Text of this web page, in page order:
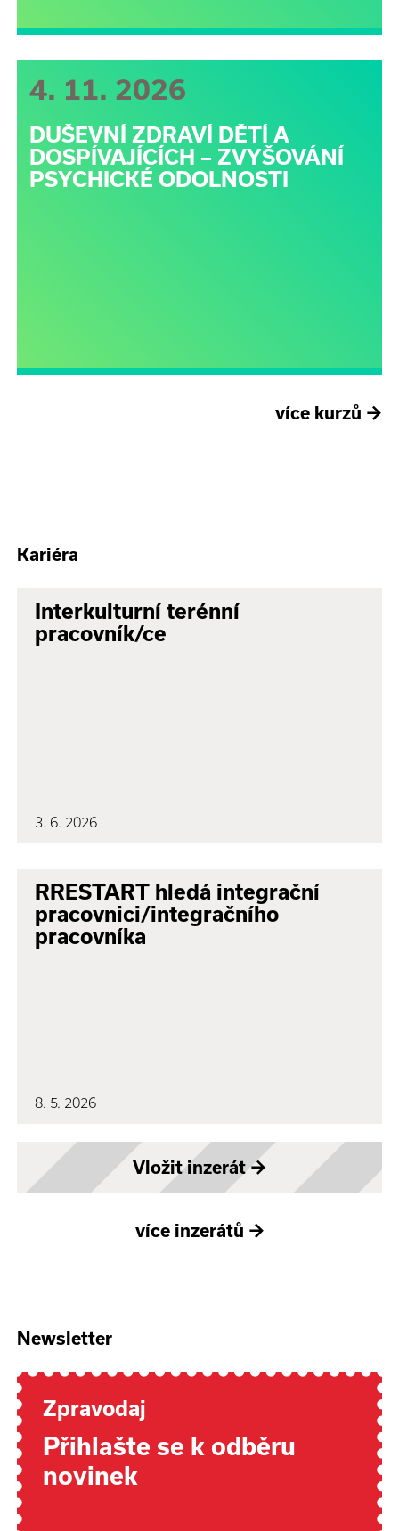
4. 11. 2026
DUŠEVNÍ ZDRAVÍ DĚTÍ A
DOSPÍVAJÍCÍCH – ZVYŠOVÁNÍ
PSYCHICKÉ ODOLNOSTI
více kurzů →
Kariéra
Interkulturní terénní
pracovník/ce
3. 6. 2026
RRESTART hledá integrační
pracovnici/integračního
pracovníka
8. 5. 2026
Vložit inzerát→
více inzerátů →
Newsletter
Zpravodaj
Přihlašte se k odběru
novinek